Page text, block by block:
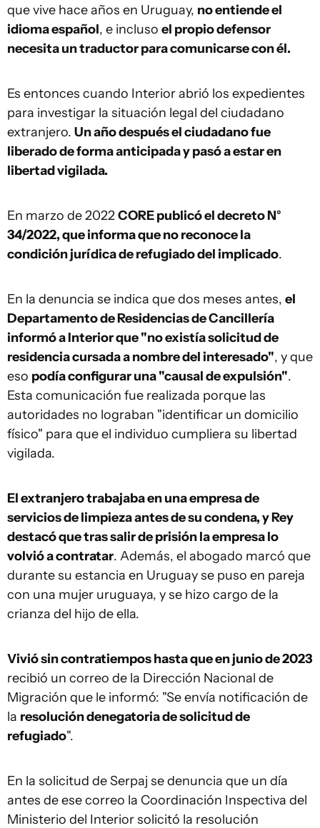
que vive hace años en Uruguay, no entiende el
idioma español, e incluso el propio defensor
necesita un traductor para comunicarse con él.
Es entonces cuando Interior abrió los expedientes
para investigar la situación legal del ciudadano
extranjero. Un año después el ciudadano fue
liberado de forma anticipada y pasó a estar en
libertad vigilada.
En marzo de 2022CORE publicó el decreto N°
34/2022, que informa que no reconoce la
condición jurídica de refugiado del implicado.
En la denuncia se indica que dos meses antes, el
Departamento de Residencias de Cancillería
informó a Interior que "no existía solicitud de
residencia cursada a nombre del interesado", y que
eso podía configurar una "causal de expulsión".
Esta comunicación fue realizada porque las
autoridades no lograban "identificar un domicilio
físico" para que el individuo cumpliera su libertad
vigilada.
El extranjero trabajaba en una empresa de
servicios de limpieza antes de su condena, y Rey
destacó que tras salir de prisión la empresa lo
volvió a contratar. Además, el abogado marcó que
durante su estancia en Uruguay se puso en pareja
con una mujer uruguaya, y se hizo cargo de la
crianza del hijo de ella.
Vivió sin contratiempos hasta que en junio de 2023
recibió un correo de la Dirección Nacional de
Migración que le informó: "Se envía notificación de
la resolución denegatoria de solicitud de
refugiado".
En la solicitud de Serpaj se denuncia que un día
antes de ese correo la Coordinación Inspectiva del
Ministerio del Interior solicitó la resolución